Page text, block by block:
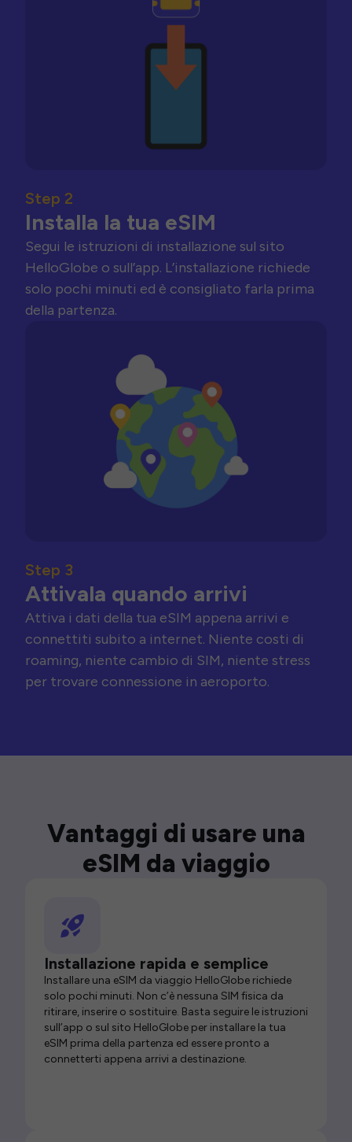
Step 2
Installa la tua eSIM
Segui le istruzioni di installazione sul sito
HelloGlobe o sull’app. L’installazione richiede
solo pochi minuti ed è consigliato farla prima
della partenza.
Step 3
Attivala quando arrivi
Attiva i dati della tua eSIM appena arrivi e
connettiti subito a internet. Niente costi di
roaming, niente cambio di SIM, niente stress
per trovare connessione in aeroporto.
Vantaggi di usare una
eSIM da viaggio
Installazione rapida e semplice
Installare una eSIM da viaggio HelloGlobe richiede
solo pochi minuti. Non c’è nessuna SIM fisica da
ritirare, inserire o sostituire. Basta seguire le istruzioni
sull’app o sul sito HelloGlobe per installare la tua
eSIM prima della partenza ed essere pronto a
connetterti appena arrivi a destinazione.